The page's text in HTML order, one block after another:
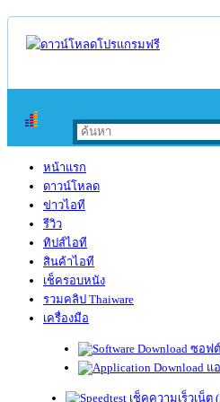
หน้าแรก
ดาวน์โหลด
ข่าวไอที
รีวิว
ทิปส์ไอที
สินค้าไอที
เช็ครอบหนัง
รวมคลิป Thaiware
เครื่องมือ
ซอฟ
แ
เช็คความเร็วเน็ต